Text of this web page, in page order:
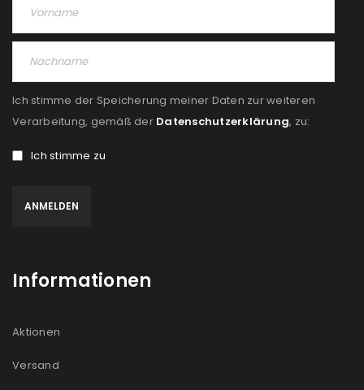
Ich stimme der Speicherung meiner Daten zur weiteren
Verarbeitung, gemäß der Datenschutzerklärung, zu:
Ich stimme zu
Informationen
Aktionen
Versand